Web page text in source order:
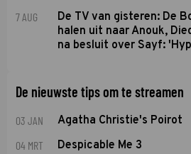
7 AUG
De TV van gisteren: De
halen uit naar Anouk,
na besluit over Sayf:
De nieuwste tips om te streamen
03 JAN Agatha Christie's Poirot
04 MRT Despicable Me 3